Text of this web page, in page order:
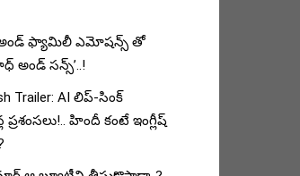
అండ్ ఫ్యామిలీ ఎమోషన్స్ తో
అండ్ సన్స్’..!
Trailer: AI లిప్-సింక్
హిందీ కంటే ఇంగ్లీష్